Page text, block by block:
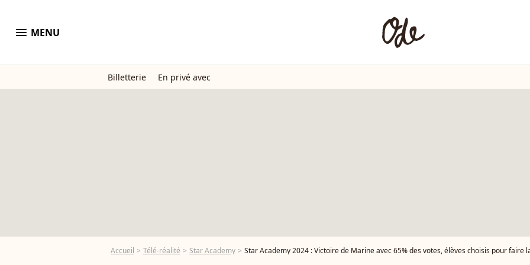
menu MENU
Billetterie En privé avec
Accueil Télé-réalité Star Academy Star Academy 2024 : Victoire de Marine avec 65% des votes, élèves choisis pour faire la